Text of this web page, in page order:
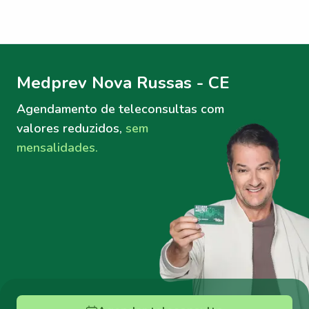
Medprev Nova Russas - CE
Agendamento de teleconsultas com
valores reduzidos, sem
mensalidades.